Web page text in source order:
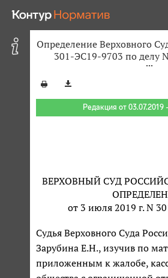
Определение Верховного
301-ЭС19-9703 по делу
Редакция от
ВЕРХОВНЫЙ СУД
от 3 июля 2019 г. N
Судья Верховного Суда
Зарубина Е.Н., изучив по
приложенным к жалобе,